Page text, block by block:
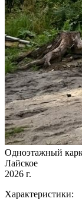
Одноэтажный
Лайское
2026 г.
Характеристики: